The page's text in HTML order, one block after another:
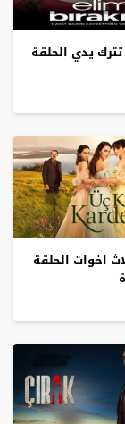
يدي الحلقة
اخوات الحلقة